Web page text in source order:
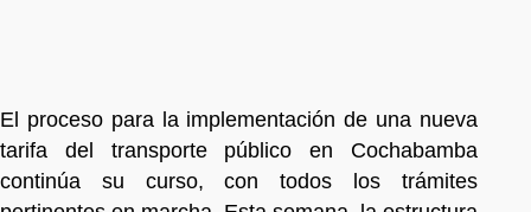
El proceso para la implementación de una nueva
tarifa del transporte público en Cochabamba
continúa su curso, con todos los trámites